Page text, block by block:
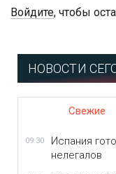
Войдите, чтобы
НОВОСТИ
Свежие
09:30
Испания
нелегалов